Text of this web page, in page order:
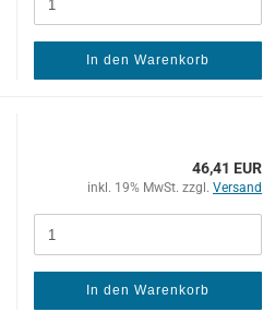
In den Warenkorb
46,41 EUR
inkl. 19% MwSt. zzgl. Versand
In den Warenkorb